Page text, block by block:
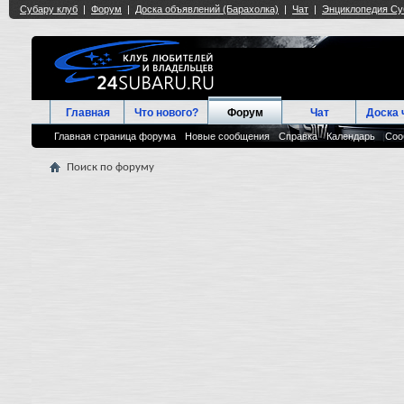
Главная Что нового? Форум
Главная страница форума Новые сообщения Справка Календарь
Чат Доска
Поиск по форуму